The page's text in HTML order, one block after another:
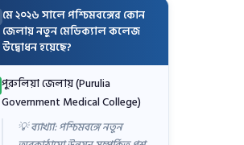
মে ২০২৬ সালে পশ্চিমবঙ্গের কোন
জেলায় নতুন মেডিক্যাল কলেজ
উদ্বোধন হয়েছে?
পুরুলিয়া জেলায় (Purulia
Government Medical College)
💡 ব্যাখ্যা: পশ্চিমবঙ্গে নতুন